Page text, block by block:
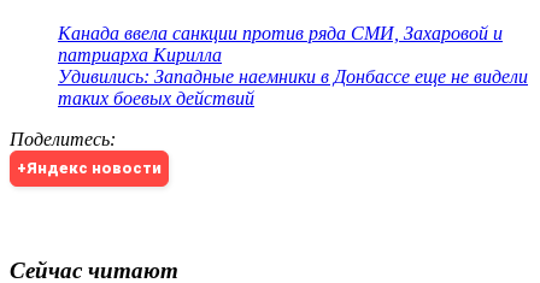
Канада ввела санкции против ряда СМИ, Захаровой и
патриарха Кирилла
Удивились: Западные наемники в Донбассе еще не видели
таких боевых действий
Поделитесь:
+Яндекс новости
Сейчас читают